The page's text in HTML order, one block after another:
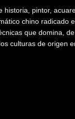
historia, pintor,
chino radicado
que domina,
culturas de origen